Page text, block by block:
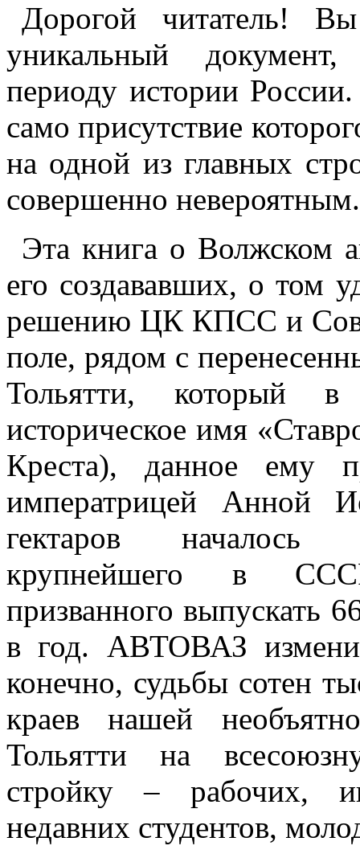
Дорогой читатель!
уникальный
периоду истории
само присутствие
на одной из главных
совершенно невероятным.
Эта книга о Волжском
его создававших, о том
решению ЦК КПСС и
поле, рядом с
Тольятти, который
историческое имя
Креста), данное ему
императрицей Анной
гектаров началось
крупнейшего в
призванного выпускать
в год. АВТОВАЗ
конечно, судьбы сотен
краев нашей
Тольятти на
стройку – рабочих,
недавних студентов,